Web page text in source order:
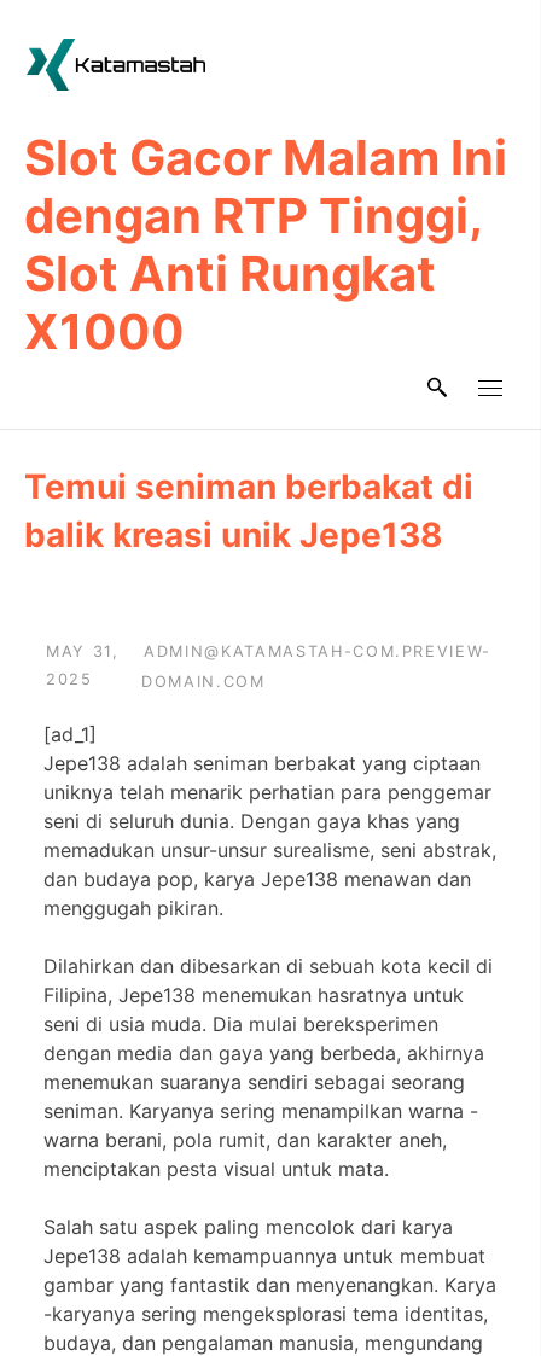
content
Slot Gacor Malam Ini
dengan RTP Tinggi,
Slot Anti Rungkat
X1000
Temui seniman berbakat di
balik kreasi unik Jepe138
MAY 31,
2025
ADMIN@KATAMASTAH-COM.PREVIEW-
DOMAIN.COM
[ad_1]
Jepe138 adalah seniman berbakat yang ciptaan
uniknya telah menarik perhatian para penggemar
seni di seluruh dunia. Dengan gaya khas yang
memadukan unsur-unsur surealisme, seni abstrak,
dan budaya pop, karya Jepe138 menawan dan
menggugah pikiran.
Dilahirkan dan dibesarkan di sebuah kota kecil di
Filipina, Jepe138 menemukan hasratnya untuk
seni di usia muda. Dia mulai bereksperimen
dengan media dan gaya yang berbeda, akhirnya
menemukan suaranya sendiri sebagai seorang
seniman. Karyanya sering menampilkan warna -
warna berani, pola rumit, dan karakter aneh,
menciptakan pesta visual untuk mata.
Salah satu aspek paling mencolok dari karya
Jepe138 adalah kemampuannya untuk membuat
gambar yang fantastik dan menyenangkan. Karya
-karyanya sering mengeksplorasi tema identitas,
budaya, dan pengalaman manusia, mengundang